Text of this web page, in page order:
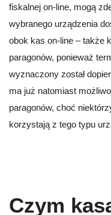
fiskalnej on-line, mogą
wybranego urządzenia
obok kas on-line – także
paragonów, ponieważ
wyznaczony został
ma już natomiast
paragonów, choć
korzystają z tego typu
Czym